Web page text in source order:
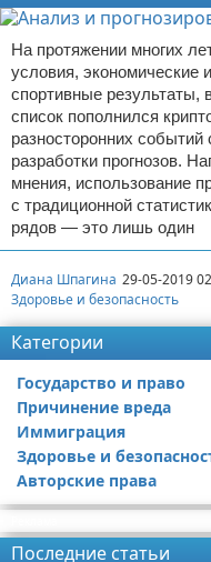
На протяжении многих
условия, экономические
спортивные результаты,
список пополнился
разносторонних
разработки прогнозов.
мнения, использование
с традиционной
рядов — это лишь один
Диана Шпагина 29-05-2019
Здоровье и безопасность
Категории
Государство и право
Причинение вреда
Иммиграция
Здоровье и
Авторские права
Последние статьи